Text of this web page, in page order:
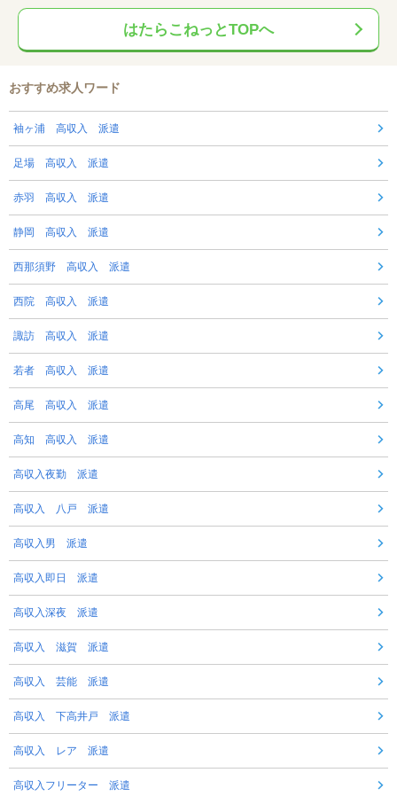
はたらこねっとTOPへ
おすすめ求人ワード
袖ヶ浦 高収入 派遣
足場 高収入 派遣
赤羽 高収入 派遣
静岡 高収入 派遣
西那須野 高収入 派遣
西院 高収入 派遣
諏訪 高収入 派遣
若者 高収入 派遣
高尾 高収入 派遣
高知 高収入 派遣
高収入夜勤 派遣
高収入 八戸 派遣
高収入男 派遣
高収入即日 派遣
高収入深夜 派遣
高収入 滋賀 派遣
高収入 芸能 派遣
高収入 下高井戸 派遣
高収入 レア 派遣
高収入フリーター 派遣